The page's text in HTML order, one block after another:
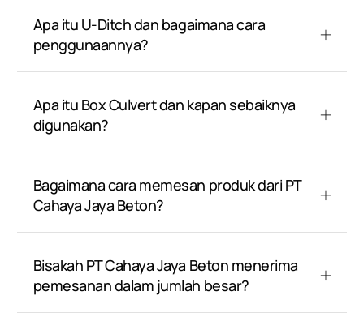
Apa itu U-Ditch dan bagaimana cara
penggunaannya?
Apa itu Box Culvert dan kapan sebaiknya
digunakan?
Bagaimana cara memesan produk dari PT
Cahaya Jaya Beton?
Bisakah PT Cahaya Jaya Beton menerima
pemesanan dalam jumlah besar?